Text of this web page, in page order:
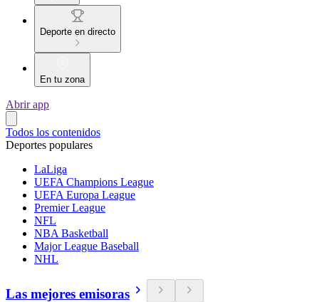
Deporte en directo
En tu zona
Abrir app
Todos los contenidos
Deportes populares
LaLiga
UEFA Champions League
UEFA Europa League
Premier League
NFL
NBA Basketball
Major League Baseball
NHL
Las mejores emisoras